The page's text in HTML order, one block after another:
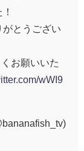
がとうござい
お願いいた
wWI9